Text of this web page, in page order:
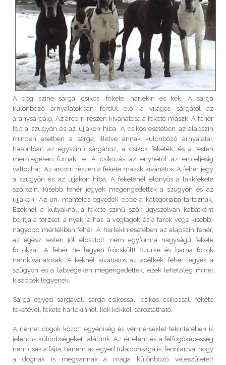
A dog színe sárga, csíkos, fekete, harlekin és kék. A sárga
különböző árnyalatokban fordul elő, a világos sárgától az
aranysárgáig. Az arcorri részen kívánatosa a fekete maszk. A fehér
folt a szügyön és az ujjakon hiba. A csíkos esetében az alapszín
minden esetben a sárga, illetve annak különböző árnyalatai,
hasonlóan az egyszínű sárgához, a csíkok feketék, és a testen
merőlegesen futnak le. A csíkozás az enyhétől az erőteljesig
változhat. Az arcorri részen a fekete maszk kívánatos. A fehér jegy
a szügyön és az ujjakon hiba. A feketénél előnyös a lakkfekete
szőrszín. Kisebb fehér jegyek megengedettek a szügyön és az
ujjakon. Az ún. mantelos egyedek ebbe a kategóriába tartoznak.
Ezeknél a kutyáknál a fekete színű szőr úgyszólván kabátként
borítja a törzset, a nyak, a has, a végtagok és a farok vége kisebb-
nagyobb mértékben fehér. A harlekin esetében az alapszín fehér,
az egész testen jól elosztott, nem egyforma nagyságú fekete
foltokkal. A fehér ne legyen fröcskölt! Szürke és barna foltok
nemkívánatosak. A kéknél kívánatos az acélkék, fehér jegyek a
szügyön és a lábvégeken megengedettek, ezek lehetőleg minél
kisebbek legyenek.
Sárga egyed sárgával, sárga csíkossal, csíkos csíkossal, fekete
feketével, fekete harlekinnel, kék kékkel pároztatható.
A német dogok között egyéniség és vérmérséklet tekintetében is
jelentős különbségeket találunk. Az értelem és a felfogóképesség
nem csak a fajta, hanem az egyed tulajdonsága is, fenntartva, hogy
a dognak is megvannak a maga különböző veleszületett